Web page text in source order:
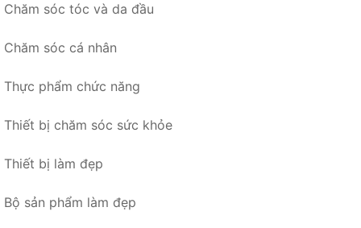
Chăm sóc tóc và da đầu
Chăm sóc cá nhân
Thực phẩm chức năng
Thiết bị chăm sóc sức khỏe
Thiết bị làm đẹp
Bộ sản phẩm làm đẹp